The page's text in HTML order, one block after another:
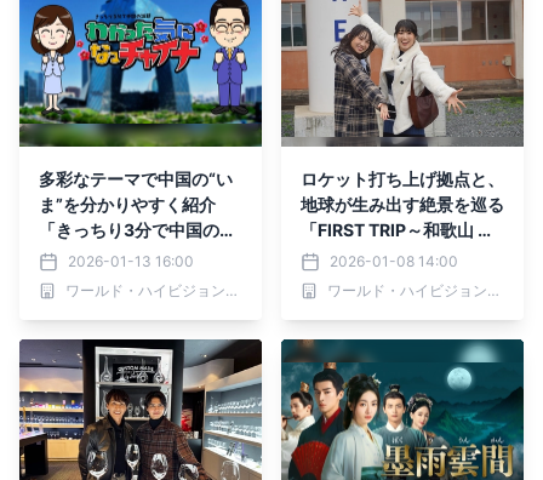
多彩なテーマで中国の“い
ま”を分かりやすく紹介
「きっちり3分で中国の話
題 わかった気になっチャ
イナ」1月16日（金）あさ
7:55～ BS12 トゥエルビで
2026-01-13 16:00
ワールド・ハイビジョン・チャンネル株式会社
ロケット打ち上げ拠点と、
地球が生み出す絶景を巡る
「FIRST TRIP～和歌山 宇
宙と自然に出会う、紀南の
旅～」1月10日(土)夕方6
時～BS12で放送
2026-01-08 14:00
ワールド・ハイビジョン・チャンネル株式会社